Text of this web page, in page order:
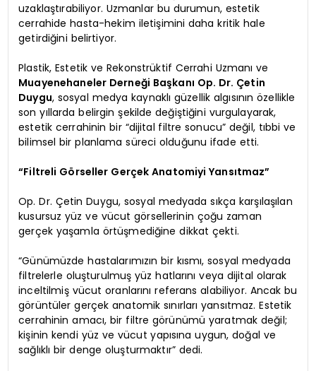
uzaklaştırabiliyor. Uzmanlar bu durumun, estetik
cerrahide hasta-hekim iletişimini daha kritik hale
getirdiğini belirtiyor.
Plastik, Estetik ve Rekonstrüktif Cerrahi Uzmanı ve
Muayenehaneler Derneği Başkanı Op. Dr. Çetin
Duygu, sosyal medya kaynaklı güzellik algısının özellikle
son yıllarda belirgin şekilde değiştiğini vurgulayarak,
estetik cerrahinin bir “dijital filtre sonucu” değil, tıbbi ve
bilimsel bir planlama süreci olduğunu ifade etti.
“Filtreli Görseller Gerçek Anatomiyi Yansıtmaz”
Op. Dr. Çetin Duygu, sosyal medyada sıkça karşılaşılan
kusursuz yüz ve vücut görsellerinin çoğu zaman
gerçek yaşamla örtüşmediğine dikkat çekti.
“Günümüzde hastalarımızın bir kısmı, sosyal medyada
filtrelerle oluşturulmuş yüz hatlarını veya dijital olarak
inceltilmiş vücut oranlarını referans alabiliyor. Ancak bu
görüntüler gerçek anatomik sınırları yansıtmaz. Estetik
cerrahinin amacı, bir filtre görünümü yaratmak değil;
kişinin kendi yüz ve vücut yapısına uygun, doğal ve
sağlıklı bir denge oluşturmaktır” dedi.